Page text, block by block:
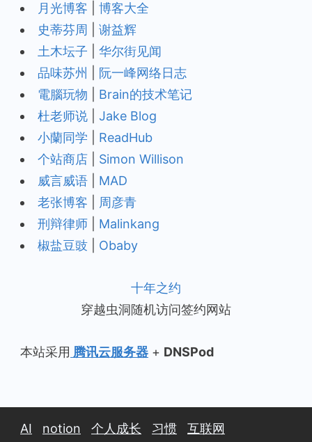
月光博客
博客大全
史蒂芬周
谢益辉
土木坛子
华尔街见闻
品味苏州
阮一峰网络日志
電腦玩物
Brain的技术笔记
杜老师说
Jake Blog
小蘭同学
ReadHub
个站商店
Simon Willison
威言威语
MAD
老张博客
周彦青
刑辩律师
Malinkang
椒盐豆豉
Obaby
十年之约
穿越虫洞随机访问签约网站
本站采用 腾讯云服务器 + DNSPod
AI notion 个人成长 习惯
互联网